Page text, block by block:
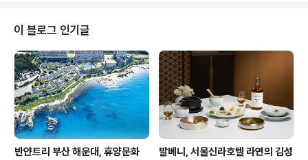
서는 변호사, 격투기 파이터 그리고 바다에 특화한 숙박시
설을 전개하는 비즈니스 맨인 호리텟페이(堀哲平)의 UMI
TO를 소개하고자 한다. 기사 전문은 홈페이지 기사를 통
해 확인할 수 있습니다. 더욱 자세한 내용을 원하시면 아래
기사를 클릭해 보세요. [호텔앤레스토랑] [전복선의 Hosp
itality Management ..
이 블로그 인기글
반얀트리 부산 해운대, 휴양문화
발베니, 서울신라호텔 라연의 김성